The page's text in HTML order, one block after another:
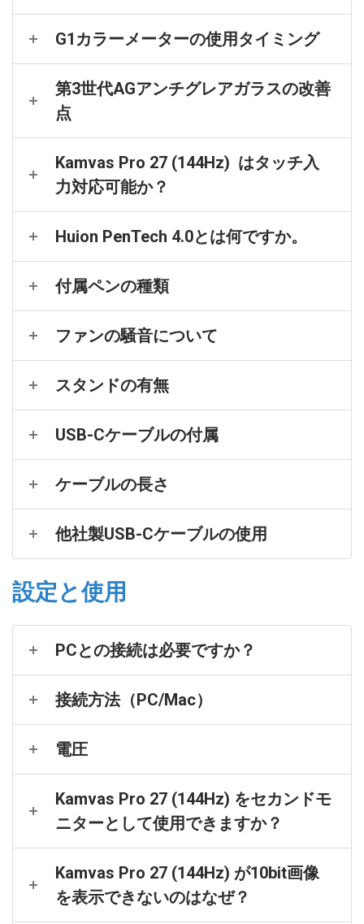
G1カラーメーターの使用タイミング
第3世代AGアンチグレアガラスの改善
点
Kamvas Pro 27 (144Hz) はタッチ入
力対応可能か？
Huion PenTech 4.0とは何ですか。
付属ペンの種類
ファンの騒音について
スタンドの有無
USB-Cケーブルの付属
ケーブルの長さ
他社製USB-Cケーブルの使用
設定と使用
PCとの接続は必要ですか？
接続方法（PC/Mac）
電圧
Kamvas Pro 27 (144Hz) をセカンドモ
ニターとして使用できますか？
Kamvas Pro 27 (144Hz) が10bit画像
を表示できないのはなぜ？